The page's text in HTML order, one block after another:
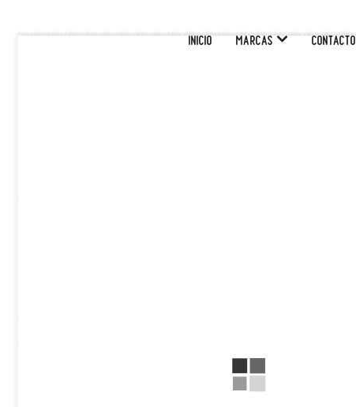
INICIO MARCAS CONTACTO